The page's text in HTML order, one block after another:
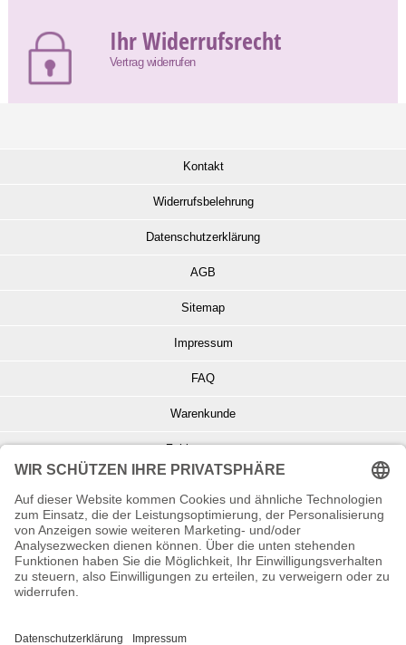
Ihr Widerrufsrecht
Vertrag widerrufen
Kontakt
Widerrufsbelehrung
Datenschutzerklärung
AGB
Sitemap
Impressum
FAQ
Warenkunde
Zahlungsarten
Info zu Elektro- u. Elektronikgeräten
Batterieentsorgung
Informationen zur Echtheit von Kundenbewertungen